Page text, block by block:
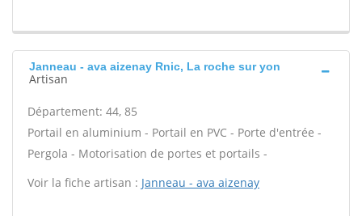
Janneau - ava aizenay Rnic, La roche sur yon
Artisan
Département: 44, 85
Portail en aluminium - Portail en PVC - Porte d'entrée -
Pergola - Motorisation de portes et portails -
Voir la fiche artisan : Janneau - ava aizenay